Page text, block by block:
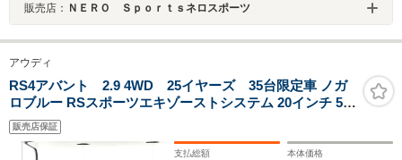
販売店： ＮＥＲＯ Ｓｐｏｒｔｓネロスポーツ
アウディ
RS4アバント 2.9 4WD 25イヤーズ 35台限定車 ノガ
ロブルー RSスポーツエキゾーストシステム 20インチ 5ア
ームフラッグデザイングロスアンスラサイト/ブラックポ
販売店保証
支払総額 本体価格